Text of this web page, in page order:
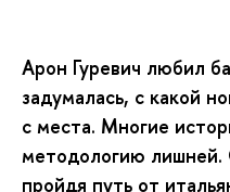
Арон Гуревич любил
задумалась, с какой
с места. Многие
методологию лишней.
пройдя путь от